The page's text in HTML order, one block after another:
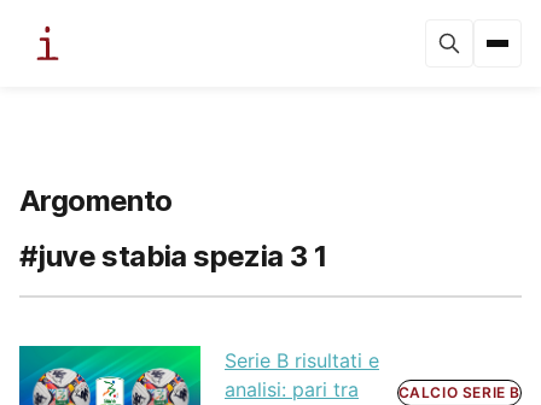
Argomento
#juve stabia spezia 3 1
Serie B risultati e
analisi: pari tra
CALCIO SERIE B